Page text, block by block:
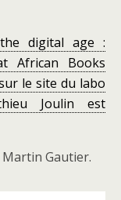
digital age :
African Books
le site du labo
Joulin est
Gautier.